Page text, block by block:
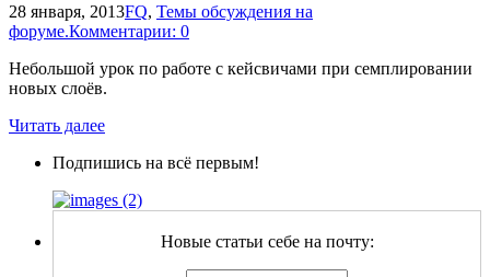
28 января, 2013FQ, Темы обсуждения на
форуме.Комментарии: 0
Небольшой урок по работе с кейсвичами при семплировании
новых слоёв.
Читать далее
Подпишись на всё первым!
Новые статьи себе на почту: